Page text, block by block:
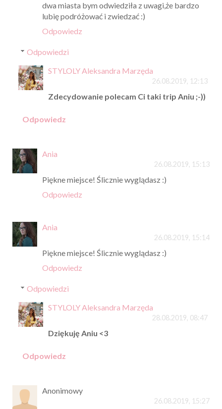
dwa miasta bym odwiedziła z uwagi,że bardzo
lubię podróżować i zwiedzać :)
Odpowiedz
Odpowiedzi
STYLOLY Aleksandra Marzęda
26.08.2019, 12:13
Zdecydowanie polecam Ci taki trip Aniu ;-))
Odpowiedz
Ania
26.08.2019, 15:13
Piękne miejsce! Ślicznie wyglądasz :)
Odpowiedz
Ania
26.08.2019, 15:14
Piękne miejsce! Ślicznie wyglądasz :)
Odpowiedz
Odpowiedzi
STYLOLY Aleksandra Marzęda
28.08.2019, 08:47
Dziękuję Aniu <3
Odpowiedz
Anonimowy
26.08.2019, 15:27